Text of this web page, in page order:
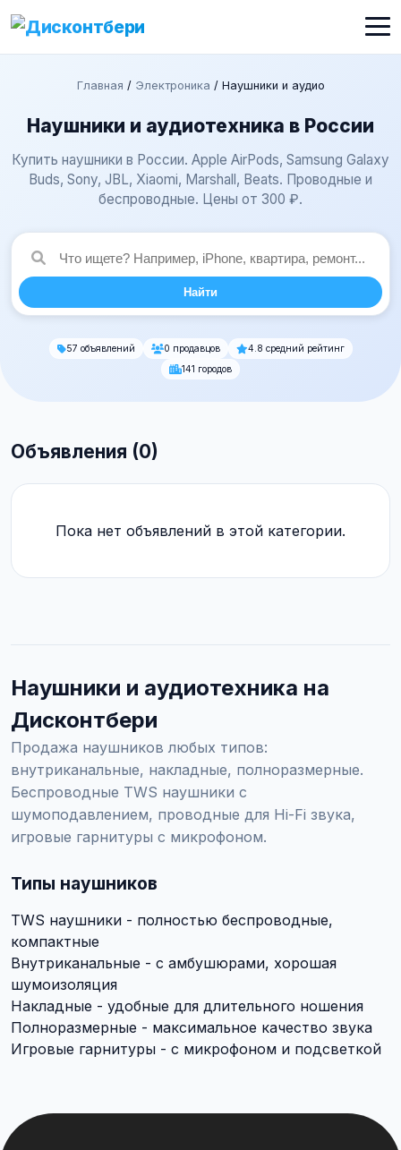
Главная / Электроника / Наушники и аудио
Наушники и аудиотехника в России
Купить наушники в России. Apple AirPods, Samsung Galaxy
Buds, Sony, JBL, Xiaomi, Marshall, Beats. Проводные и
беспроводные. Цены от 300 ₽.
Найти
57 объявлений 0 продавцов
4.8 средний рейтинг
141 городов
Объявления (0)
Пока нет объявлений в этой категории.
Наушники и аудиотехника на
Дисконтбери
Продажа наушников любых типов:
внутриканальные, накладные, полноразмерные.
Беспроводные TWS наушники с
шумоподавлением, проводные для Hi-Fi звука,
игровые гарнитуры с микрофоном.
Типы наушников
TWS наушники - полностью беспроводные,
компактные
Внутриканальные - с амбушюрами, хорошая
шумоизоляция
Накладные - удобные для длительного ношения
Полноразмерные - максимальное качество звука
Игровые гарнитуры - с микрофоном и подсветкой